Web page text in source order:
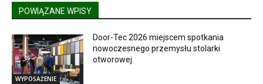
POWIĄZANE WPISY
WYPOSAŻENIE
Door-Tec 2026 miejscem spotkania
nowoczesnego przemysłu stolarki
otworowej